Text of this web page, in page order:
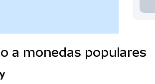
a monedas populares